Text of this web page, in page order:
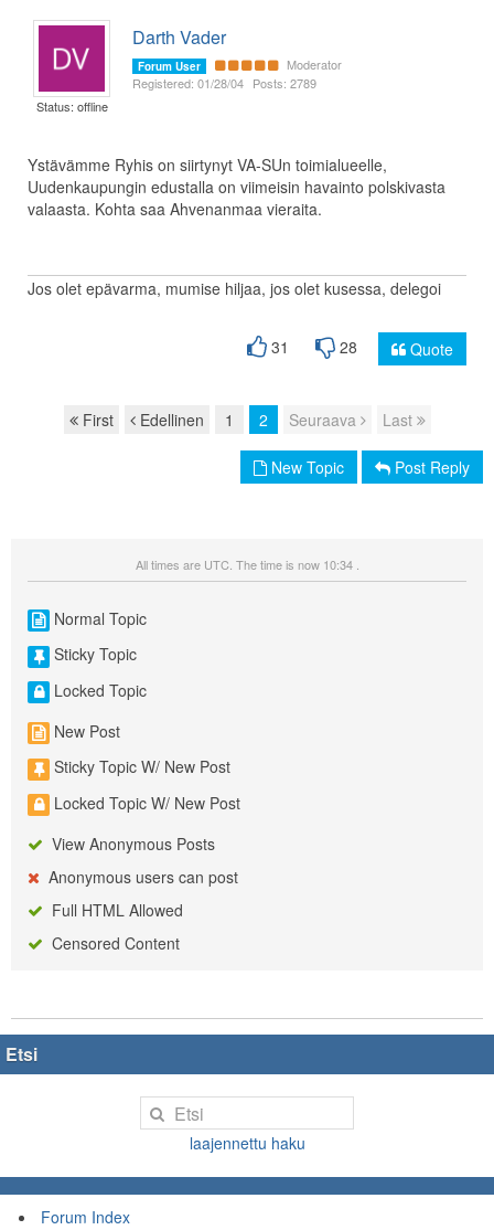
Status: offline
Darth Vader
Forum User
Moderator
Registered: 01/28/04 Posts: 2789
Ystävämme Ryhis on siirtynyt VA-SUn toimialueelle,
Uudenkaupungin edustalla on viimeisin havainto polskivasta
valaasta. Kohta saa Ahvenanmaa vieraita.
Jos olet epävarma, mumise hiljaa, jos olet kusessa, delegoi
31 28 Quote
Page navigation
First Edellinen 1 2 Seuraava Last
New Topic Post Reply
All times are UTC. The time is now 10:34 .
Normal Topic
Sticky Topic
Locked Topic
New Post
Sticky Topic W/ New Post
Locked Topic W/ New Post
View Anonymous Posts
Anonymous users can post
Full HTML Allowed
Censored Content
Etsi
laajennettu haku
Forum Index